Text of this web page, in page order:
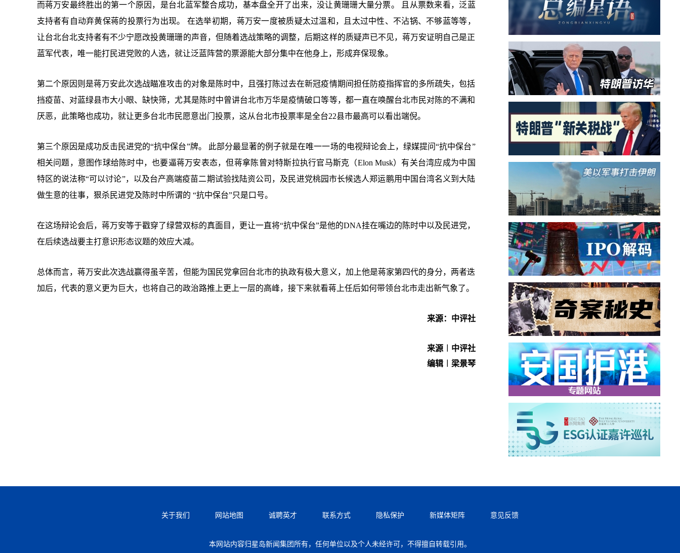
而蒋万安最终胜出的第一个原因，是台北蓝军整合成功，基本盘全开了出来，没让黄珊珊大量分票。 且从票数来看，泛蓝
支持者有自动弃黄保蒋的投票行为出现。 在选举初期，蒋万安一度被质疑太过温和，且太过中性、不沾锅、不够蓝等等，
让台北台北支持者有不少宁愿改投黄珊珊的声音，但随着选战策略的调整，后期这样的质疑声已不见，蒋万安证明自己是正
蓝军代表，唯一能打民进党败的人选，就让泛蓝阵营的票源能大部分集中在他身上，形成弃保现象。
第二个原因则是蒋万安此次选战瞄准攻击的对象是陈时中，且强打陈过去在新冠疫情期间担任防疫指挥官的多所疏失，包括
挡疫苗、对蓝绿县市大小眼、缺快筛，尤其是陈时中曾讲台北市万华是疫情破口等等，都一直在唤醒台北市民对陈的不满和
厌恶，此策略也成功，就让更多台北市民愿意出门投票，这从台北市投票率是全台22县市最高可以看出端倪。
第三个原因是成功反击民进党的“抗中保台”牌。 此部分最显著的例子就是在唯一一场的电视辩论会上，绿媒提问“抗中保台”
相关问题，意图作球给陈时中，也要逼蒋万安表态，但蒋拿陈曾对特斯拉执行官马斯克（Elon Musk）有关台湾应成为中国
特区的说法称“可以讨论”，以及台产高端疫苗二期试验找陆资公司，及民进党桃园市长候选人郑运鹏用中国台湾名义到大陆
做生意的往事，狠杀民进党及陈时中所谓的 “抗中保台”只是口号。
在这场辩论会后，蒋万安等于戳穿了绿营双标的真面目，更让一直将“抗中保台”是他的DNA挂在嘴边的陈时中以及民进党，
在后续选战要主打意识形态议题的效应大减。
总体而言，蒋万安此次选战赢得虽辛苦，但能为国民党拿回台北市的执政有极大意义，加上他是蒋家第四代的身分，两者迭
加后，代表的意义更为巨大，也将自己的政治路推上更上一层的高峰，接下来就看蒋上任后如何带领台北市走出新气象了。
来源：中评社
来源︱中评社
编辑︱梁景琴
关于我们 网站地图 诚聘英才 联系方式 隐私保护 新媒体矩阵 意见反馈
本网站内容归星岛新闻集团所有，任何单位以及个人未经许可，不得擅自转载引用。